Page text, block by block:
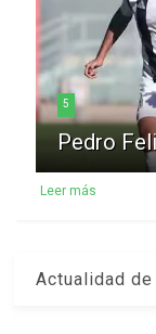
5
Pedro
Leer más
Actualidad de